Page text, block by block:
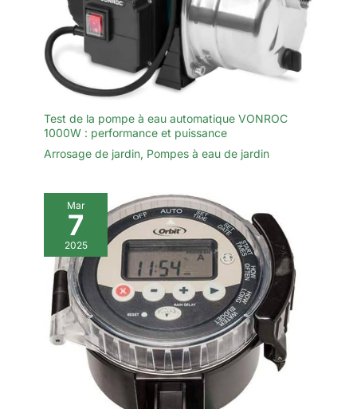
Test de la pompe à eau automatique VONROC
1000W : performance et puissance
Arrosage de jardin, Pompes à eau de jardin
Mar
7
2025